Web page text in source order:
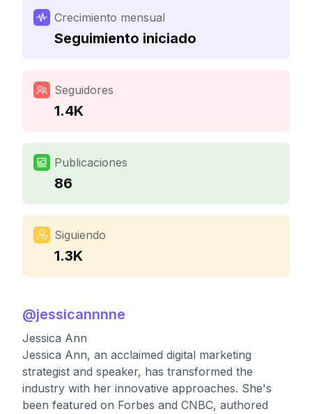
Crecimiento mensual
Seguimiento iniciado
Seguidores
1.4K
Publicaciones
86
Siguiendo
1.3K
@jessicannnne
Jessica Ann
Jessica Ann, an acclaimed digital marketing
strategist and speaker, has transformed the
industry with her innovative approaches. She's
been featured on Forbes and CNBC, authored